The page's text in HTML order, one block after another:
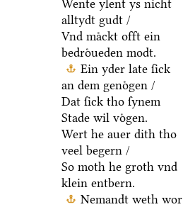
Wente ylent ys nicht
alltydt gudt /
Vnd maͤckt offt ein
bedroͤueden modt.
Ein yder late ſick
an dem genoͤgen /
Dat ſick tho ſynem
Stade wil voͤgen.
Wert he auer dith tho
veel begern /
So moth he groth vnd
klein entbern.
Nemandt weth wor